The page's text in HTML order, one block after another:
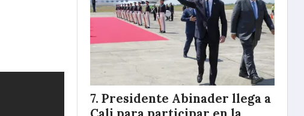
Presidente Abinader llega a